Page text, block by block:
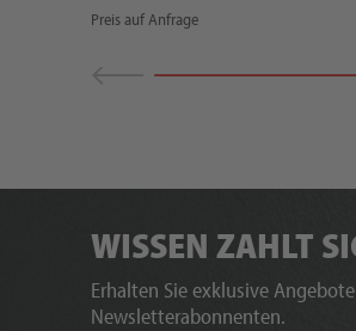
Preis auf Anfrage
WISSEN ZAHLT
Erhalten Sie exklusive
Newsletterabonnenten.